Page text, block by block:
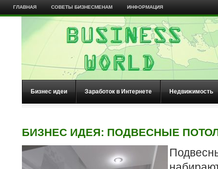
ГЛАВНАЯ СОВЕТЫ БИЗНЕСМЕНАМ ИНФОРМАЦИЯ
Бизнес идеи Заработок в Интернете Недвижимость
БИЗНЕС ИДЕЯ: ПОДВЕСНЫЕ